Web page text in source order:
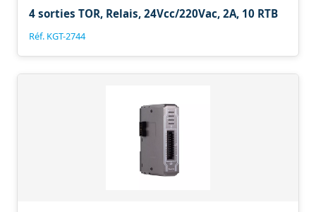
4 sorties TOR, Relais, 24Vcc/220Vac, 2A, 10 RTB
Réf. KGT-2744